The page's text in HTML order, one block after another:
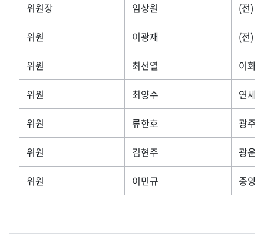
위원장 임상원 (전)
위원 이광재 (전)
위원 최선열 이화
위원 최양수 연세
위원 류한호 광주
위원 김현주 광운
위원 이민규 중앙